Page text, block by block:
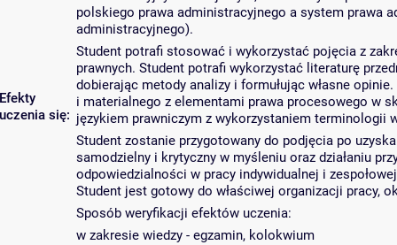
Efekty
uczenia się:
polskiego prawa administracyjnego a system prawa
administracyjnego).
Student potrafi stosować i wykorzystać pojęcia z
prawnych. Student potrafi wykorzystać literaturę
dobierając metody analizy i formułując własne
i materialnego z elementami prawa procesowego w
językiem prawniczym z wykorzystaniem terminologii
Student zostanie przygotowany do podjęcia po
samodzielny i krytyczny w myśleniu oraz działaniu
odpowiedzialności w pracy indywidualnej i
Student jest gotowy do właściwej organizacji pracy,
Sposób weryfikacji efektów uczenia:
w zakresie wiedzy - egzamin, kolokwium